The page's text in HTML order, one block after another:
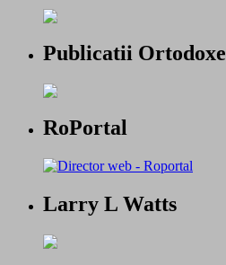
Publicatii Ortodoxe
RoPortal
Larry L Watts